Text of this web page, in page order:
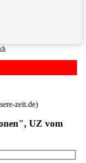
zeit.de)
UZ vom